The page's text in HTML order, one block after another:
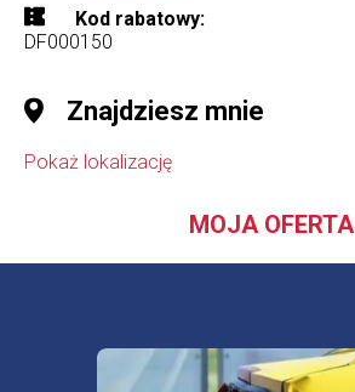
Kod rabatowy
DF000150
Znajdziesz mnie
Pokaż lokalizację
MOJA OFERTA